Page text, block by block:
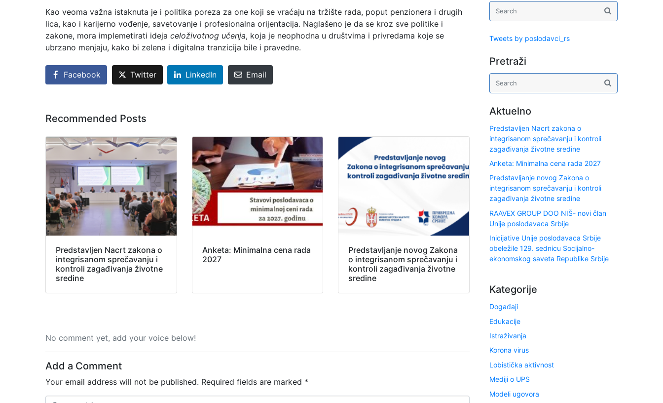
Kao veoma važna istaknuta je i politika poreza za one koji se vraćaju na tržište rada, poput penzionera i drugih
lica, kao i karijerno vođenje, savetovanje i profesionalna orijentacija. Naglašeno je da se kroz sve politike i
zakone, mora implemetirati ideja celoživotnog učenja, koja je neophodna u društvima i privredama koje se
ubrzano menjaju, kako bi zelena i digitalna tranzicija bile i pravedne.
Facebook Twitter LinkedIn Email
Recommended Posts
Predstavljen Nacrt zakona o
integrisanom sprečavanju i
kontroli zagađivanja životne
sredine
Anketa: Minimalna cena rada
2027
Predstavljanje novog Zakona
o integrisanom sprečavanju i
kontroli zagađivanja životne
sredine
No comment yet, add your voice below!
Add a Comment
Your email address will not be published. Required fields are marked *
Tweets by poslodavci_rs
Pretraži
Aktuelno
Predstavljen Nacrt zakona o
integrisanom sprečavanju i kontroli
zagađivanja životne sredine
Anketa: Minimalna cena rada 2027
Predstavljanje novog Zakona o
integrisanom sprečavanju i kontroli
zagađivanja životne sredine
RAAVEX GROUP DOO NIŠ- novi član
Unije poslodavaca Srbije
Inicijative Unije poslodavaca Srbije
obeležile 129. sednicu Socijalno-
ekonomskog saveta Republike Srbije
Kategorije
Događaji
Edukacije
Istraživanja
Korona virus
Lobistička aktivnost
Mediji o UPS
Modeli ugovora